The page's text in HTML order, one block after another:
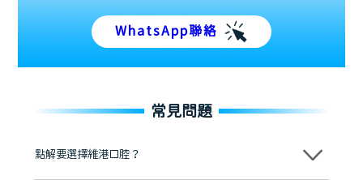
WhatsApp聯絡
常見問題
點解要選擇維港口腔？
維港口腔踐行「醫道濟世」的大學校訓，各分院匯聚來自香港、內地的